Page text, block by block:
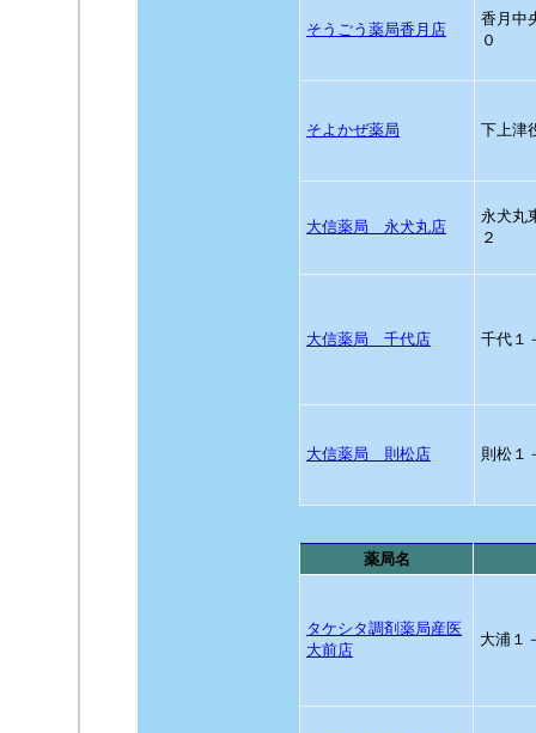
そうごう薬局香月店
香月中
０
そよかぜ薬局 下上津
大信薬局 永犬丸店
永犬丸
２
大信薬局 千代店 千代１
大信薬局 則松店 則松１
薬局名
タケシタ調剤薬局産医
大前店
大浦１